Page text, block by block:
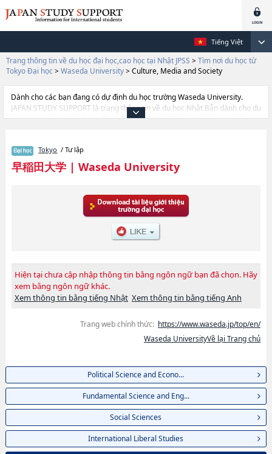
Tiếng Việt
Trang thông tin về du học đại học,cao học tại Nhật JPSS > Tìm nơi du học từ
Tokyo Đại học > Waseda University> Culture, Media and Society
Dành cho các bạn đang có dự định du học trường Waseda University.
JAPAN STUDY SUPPORT là trang thông tin về du học Nhật Bản dành cho du
học sinh nước ngoài, được đồng vận hành bởi Hiệp hội Asia Gakusei Bunka
and EngineeringhoặcNgành Social ScienceshoặcNgành International
Liberal StudieshoặcNgành Culture, Media and SocietyhoặcNgành Creative
Science and EngineeringhoặcNgành Advanced Science and
ScienceshoặcNgành EducationhoặcNgành CommercehoặcNgành Human
ScienceshoặcNgành Sport Sciences của Waseda University cũng như
thông tin chi tiết về từng ngành học, nên nếu bạn đang tìm hiểu thông tin
du học liên quan tới Waseda University thì hãy sử dụng trang web
này.Ngoài ra còn có cả thông tin của khoảng 1.300 trường đại học, cao
sinh.
Tokyo / Tư lập
早稲田大学| Waseda University
Hiện tại chưa cập nhập thông tin bằng ngôn ngữ bạn đã chọn. Hãy
xem bằng ngôn ngữ khác.
Xem thông tin bằng tiếng Nhật Xem thông tin bằng tiếng Anh
Trang web chính thức: https://www.waseda.jp/top/en/
Waseda UniversityVề lại Trang chủ
Political Science and Econo...
Fundamental Science and Eng...
Social Sciences
International Liberal Studies